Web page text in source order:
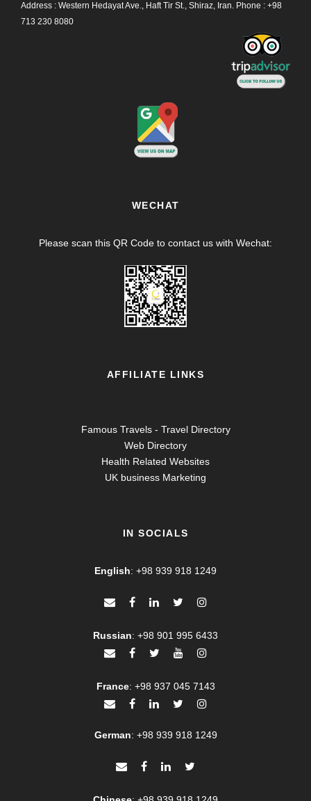
Address : Western Hedayat Ave., Haft Tir St., Shiraz, Iran. Phone : +98
713 230 8080
WECHAT
Please scan this QR Code to contact us with Wechat:
AFFILIATE LINKS
Famous Travels - Travel Directory
Web Directory
Health Related Websites
UK business Marketing
IN SOCIALS
English: +98 939 918 1249
Russian: +98 901 995 6433
France: +98 937 045 7143
German: +98 939 918 1249